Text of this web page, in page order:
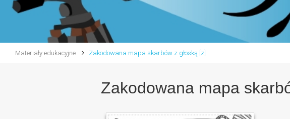
Materiały edukacyjne Zakodowana mapa skarbów z głoską [z]
Zakodowana mapa